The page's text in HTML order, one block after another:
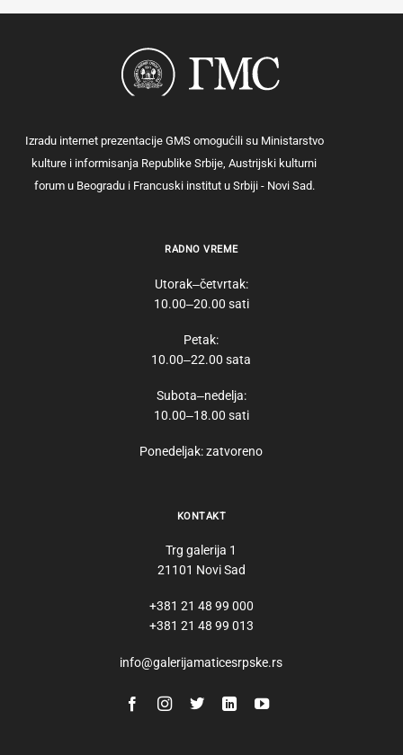
Izradu internet prezentacije GMS omogućili su Ministarstvo
kulture i informisanja Republike Srbije, Austrijski kulturni
forum u Beogradu i Francuski institut u Srbiji - Novi Sad.
RADNO VREME
Utorak‒četvrtak:
10.00‒20.00 sati
Petak:
10.00‒22.00 sata
Subota‒nedelja:
10.00‒18.00 sati
Ponedeljak: zatvoreno
KONTAKT
Trg galerija 1
21101 Novi Sad
+381 21 48 99 000
+381 21 48 99 013
info@galerijamaticesrpske.rs